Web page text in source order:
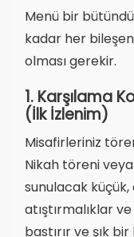
Menü bir
kadar her
olması gerekir.
1. Karşılama
(İlk İzlenim)
Misafirleriniz
Nikah töreni
sunulacak
atıştırmalıklar
bastırır ve şık